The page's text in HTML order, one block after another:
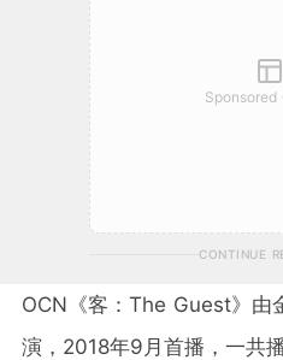
Sponsored
CONTINUE
OCN《客：The Guest》由
演，2018年9月首播，一共